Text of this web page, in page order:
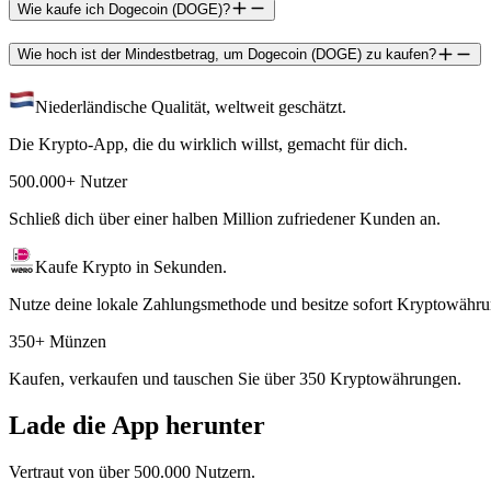
Wie kaufe ich Dogecoin (DOGE)?
Wie hoch ist der Mindestbetrag, um Dogecoin (DOGE) zu kaufen?
Niederländische Qualität, weltweit geschätzt.
Die Krypto-App, die du wirklich willst, gemacht für dich.
500.000+ Nutzer
Schließ dich über einer halben Million zufriedener Kunden an.
Kaufe Krypto in Sekunden.
Nutze deine lokale Zahlungsmethode und besitze sofort
350+ Münzen
Kaufen, verkaufen und tauschen Sie über 350 Kryptowährungen.
Lade die App herunter
Vertraut von über 500.000 Nutzern.